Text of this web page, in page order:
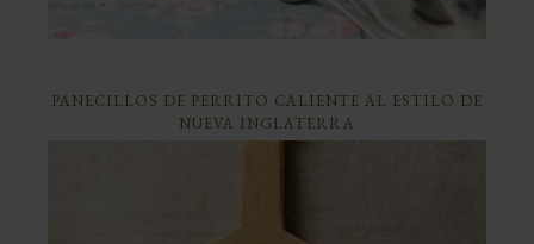
PANECILLOS DE PERRITO CALIENTE AL ESTILO DE
NUEVA INGLATERRA